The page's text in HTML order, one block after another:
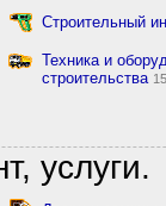
Строительный
Техника и
строительства
услуги.